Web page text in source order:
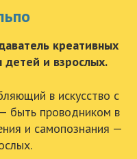
креативных
и взрослых.
в искусство с
быть проводником в
и самопознания —